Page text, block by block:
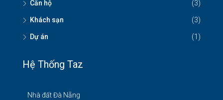
Căn hộ (3)
Khách sạn (3)
Dự án (1)
Hệ Thống Taz
Nhà đất Đà Nẵng